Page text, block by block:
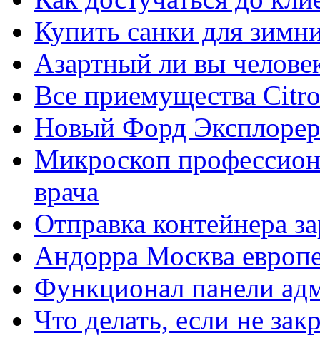
Купить санки для
Азартный ли вы
Все приемущества
Новый Форд
Микроскоп
врача
Отправка контейнера
Андорра Москва
Функционал панели
Что делать, если не